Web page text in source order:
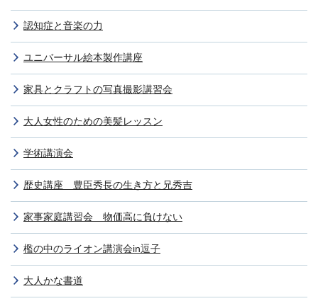
認知症と音楽の力
ユニバーサル絵本製作講座
家具とクラフトの写真撮影講習会
大人女性のための美髪レッスン
学術講演会
歴史講座 豊臣秀長の生き方と兄秀吉
家事家庭講習会 物価高に負けない
檻の中のライオン講演会in逗子
大人かな書道